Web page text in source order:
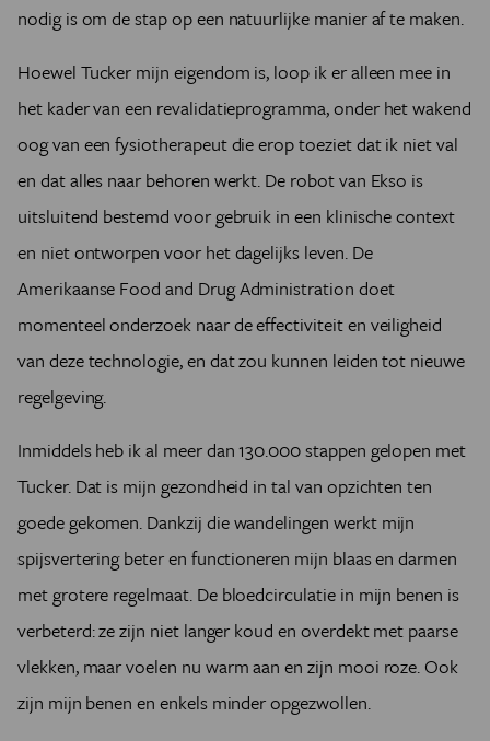
nodig is om de stap op een natuurlijke manier af te maken.
Hoewel Tucker mijn eigendom is, loop ik er alleen mee in
het kader van een revalidatieprogramma, onder het wakend
oog van een fysiotherapeut die erop toeziet dat ik niet val
en dat alles naar behoren werkt. De robot van Ekso is
uitsluitend bestemd voor gebruik in een klinische context
en niet ontworpen voor het dagelijks leven. De
Amerikaanse Food and Drug Administration doet
momenteel onderzoek naar de effectiviteit en veiligheid
van deze technologie, en dat zou kunnen leiden tot nieuwe
regelgeving.
Inmiddels heb ik al meer dan 130.000 stappen gelopen met
Tucker. Dat is mijn gezondheid in tal van opzichten ten
goede gekomen. Dankzij die wandelingen werkt mijn
spijsvertering beter en functioneren mijn blaas en darmen
met grotere regelmaat. De bloedcirculatie in mijn benen is
verbeterd: ze zijn niet langer koud en overdekt met paarse
vlekken, maar voelen nu warm aan en zijn mooi roze. Ook
zijn mijn benen en enkels minder opgezwollen.